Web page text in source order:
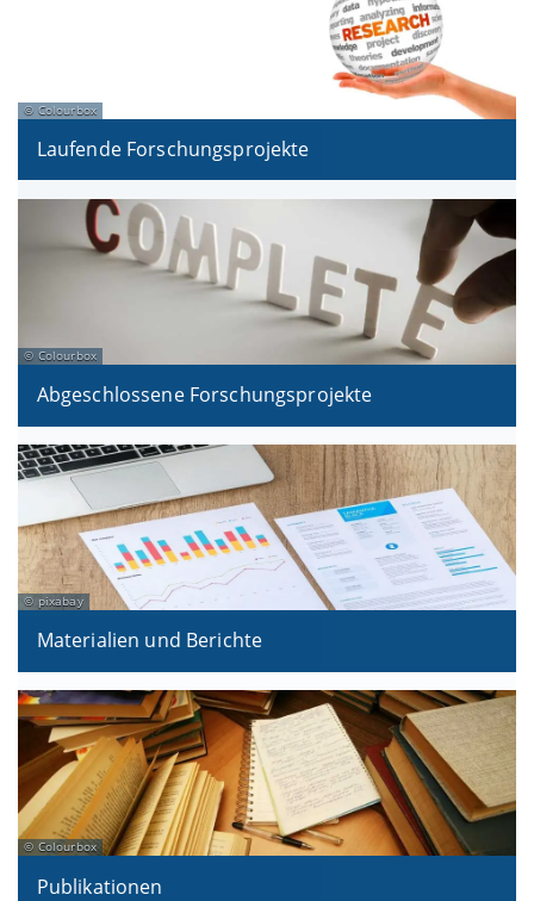
Colourbox
Laufende Forschungsprojekte
Colourbox
Abgeschlossene Forschungsprojekte
pixabay
Materialien und Berichte
Colourbox
Publikationen